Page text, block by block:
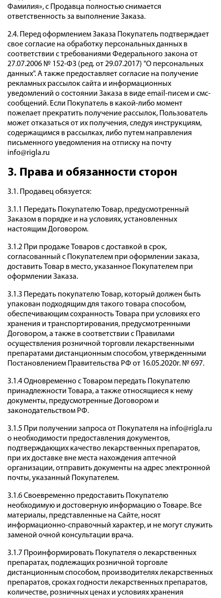
Фамилия», с Продавца полностью снимается
ответственность за выполнение Заказа.
2.4. Перед оформлением Заказа Покупатель подтверждает
свое согласие на обработку персональных данных в
соответствии с требованиями Федерального закона от
27.07.2006 № 152-ФЗ (ред. от 29.07.2017) "О персональных
данных". А также предоставляет согласие на получение
рекламных рассылок сайта и информационных
уведомлений о состоянии Заказа в виде email-писем и смс-
сообщений. Если Покупатель в какой-либо момент
пожелает прекратить получение рассылок, Пользователь
может отказаться от их получения, следуя инструкциям,
содержащимся в рассылках, либо путем направления
письменного уведомления на отписку на почту
info@rigla.ru
3. Права и обязанности сторон
3.1. Продавец обязуется:
3.1.1 Передать Покупателю Товар, предусмотренный
Заказом в порядке и на условиях, установленных
настоящим Договором.
3.1.2 При продаже Товаров с доставкой в срок,
согласованный с Покупателем при оформлении заказа,
доставить Товар в место, указанное Покупателем при
оформлении Заказа.
3.1.3 Передать покупателю Товар, который должен быть
упакован подходящим для такого товара способом,
обеспечивающим сохранность Товара при условиях его
хранения и транспортирования, предусмотренными
Договором, а также в соответствии с Правилами
осуществления розничной торговли лекарственными
препаратами дистанционным способом, утвержденными
Постановлением Правительства РФ от 16.05.2020г. № 697.
3.1.4 Одновременно с Товаром передать Покупателю
принадлежности Товара, а также относящиеся к нему
документы, предусмотренные Договором и
законодательством РФ.
3.1.5 При получении запроса от Покупателя на info@rigla.ru
о необходимости предоставления документов,
подтверждающих качество лекарственных препаратов,
при их доставке вне места нахождения аптечной
организации, отправить документы на адрес электронной
почты, указанный Покупателем.
3.1.6 Своевременно предоставить Покупателю
необходимую и достоверную информацию о Товаре. Все
материалы, представленные на Сайте, носят
информационно-справочный характер, и не могут служить
заменой очной консультации врача.
3.1.7 Проинформировать Покупателя о лекарственных
препаратах, подлежащих розничной торговле
дистанционным способом, производителях лекарственных
препаратов, сроках годности лекарственных препаратов,
количестве, розничных ценах и условиях хранения